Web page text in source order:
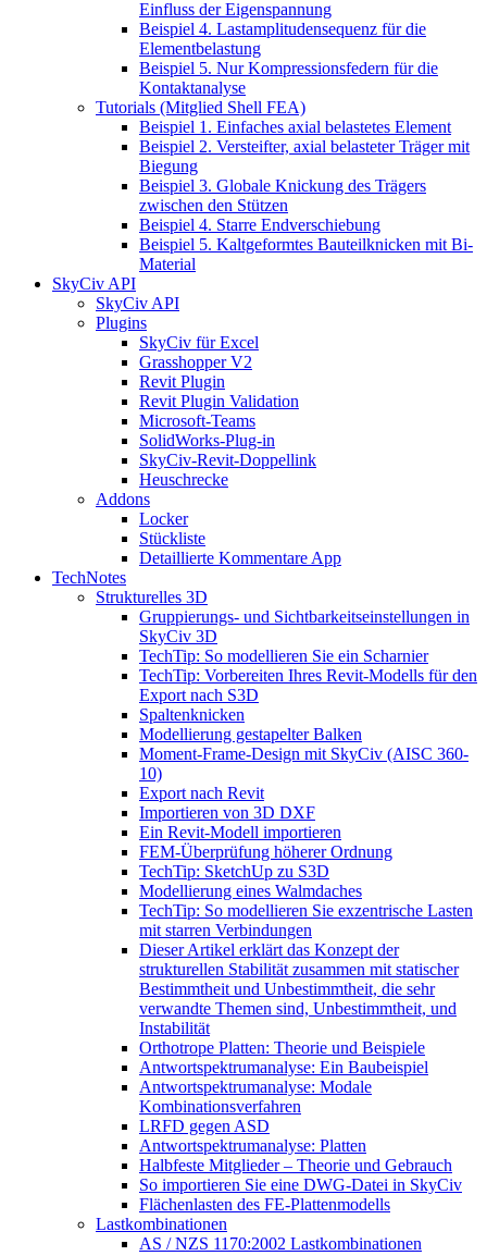
Einfluss der Eigenspannung
Beispiel 4. Lastamplitudensequenz für die
Elementbelastung
Beispiel 5. Nur Kompressionsfedern für die
Kontaktanalyse
Tutorials (Mitglied Shell FEA)
Beispiel 1. Einfaches axial belastetes Element
Beispiel 2. Versteifter, axial belasteter Träger mit
Biegung
Beispiel 3. Globale Knickung des Trägers
zwischen den Stützen
Beispiel 4. Starre Endverschiebung
Beispiel 5. Kaltgeformtes Bauteilknicken mit Bi-
Material
SkyCiv API
SkyCiv API
Plugins
SkyCiv für Excel
Grasshopper V2
Revit Plugin
Revit Plugin Validation
Microsoft-Teams
SolidWorks-Plug-in
SkyCiv-Revit-Doppellink
Heuschrecke
Addons
Locker
Stückliste
Detaillierte Kommentare App
TechNotes
Strukturelles 3D
Gruppierungs- und Sichtbarkeitseinstellungen in
SkyCiv 3D
TechTip: So modellieren Sie ein Scharnier
TechTip: Vorbereiten Ihres Revit-Modells für den
Export nach S3D
Spaltenknicken
Modellierung gestapelter Balken
Moment-Frame-Design mit SkyCiv (AISC 360-
10)
Export nach Revit
Importieren von 3D DXF
Ein Revit-Modell importieren
FEM-Überprüfung höherer Ordnung
TechTip: SketchUp zu S3D
Modellierung eines Walmdaches
TechTip: So modellieren Sie exzentrische Lasten
mit starren Verbindungen
Dieser Artikel erklärt das Konzept der
strukturellen Stabilität zusammen mit statischer
Bestimmtheit und Unbestimmtheit, die sehr
verwandte Themen sind, Unbestimmtheit, und
Instabilität
Orthotrope Platten: Theorie und Beispiele
Antwortspektrumanalyse: Ein Baubeispiel
Antwortspektrumanalyse: Modale
Kombinationsverfahren
LRFD gegen ASD
Antwortspektrumanalyse: Platten
Halbfeste Mitglieder – Theorie und Gebrauch
So importieren Sie eine DWG-Datei in SkyCiv
Flächenlasten des FE-Plattenmodells
Lastkombinationen
AS / NZS 1170:2002 Lastkombinationen